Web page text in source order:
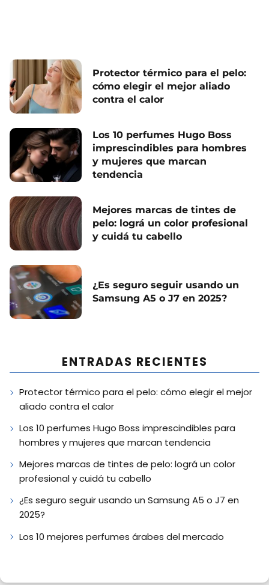
Protector térmico para el pelo:
cómo elegir el mejor aliado
contra el calor
Los 10 perfumes Hugo Boss
imprescindibles para hombres
y mujeres que marcan
tendencia
Mejores marcas de tintes de
pelo: lográ un color profesional
y cuidá tu cabello
¿Es seguro seguir usando un
Samsung A5 o J7 en 2025?
ENTRADAS RECIENTES
Protector térmico para el pelo: cómo elegir el mejor
aliado contra el calor
Los 10 perfumes Hugo Boss imprescindibles para
hombres y mujeres que marcan tendencia
Mejores marcas de tintes de pelo: lográ un color
profesional y cuidá tu cabello
¿Es seguro seguir usando un Samsung A5 o J7 en
2025?
Los 10 mejores perfumes árabes del mercado